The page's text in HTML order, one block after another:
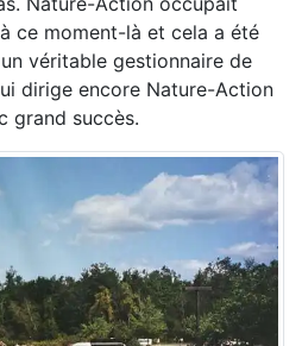
ce moment-là et cela a été
un véritable gestionnaire de
dirige encore Nature-Action
grand succès.